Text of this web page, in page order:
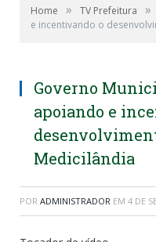
Home » TV Prefeitura »
e incentivando o
Governo
apoiando e
Medicilândia
POR ADMINISTRADOR EM 4 DE